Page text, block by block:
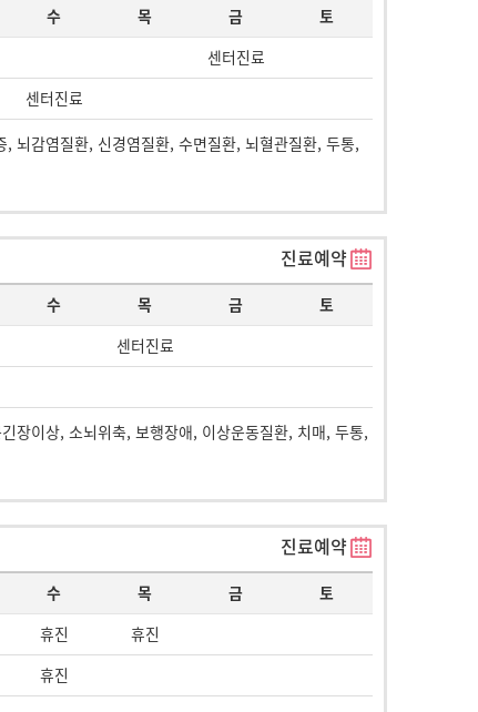
수 목 금 토
센터진료
센터진료
뇌감염질환, 신경염질환, 수면질환, 뇌혈관질환, 두통,
진료예약
수 목 금 토
센터진료
장이상, 소뇌위축, 보행장애, 이상운동질환, 치매, 두통,
진료예약
수 목 금 토
휴진 휴진
휴진